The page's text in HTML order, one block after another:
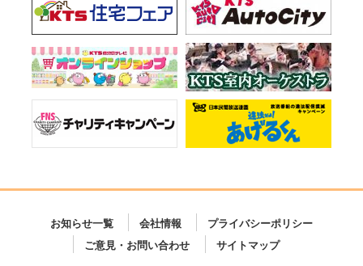
お知らせ一覧 会社情報
プライバシーポリシー
ご意見・お問い合わせ
サイトマップ